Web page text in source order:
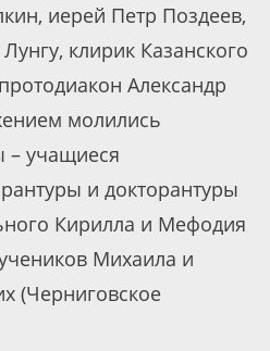
иерей Петр Поздеев,
клирик Казанского
Александр
молились
– учащиеся
и докторантуры
Кирилла и Мефодия
Михаила и
(Черниговское